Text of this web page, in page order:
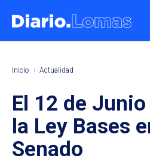
Inicio Actualidad
El 12 de
la Ley Bases
Senado